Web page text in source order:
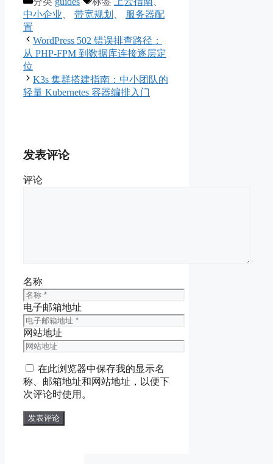
中小企业
带宽规划
服务器配
置
WordPress 502 错误排查路径：
从 PHP-FPM 到数据库连接逐层定
位
K3s 集群搭建指南：中小团队的
轻量 Kubernetes 容器编排入门
发表评论
评论
名称
电子邮箱地址
网站地址
在此浏览器中保存我的显示名
称、邮箱地址和网站地址，以便下
次评论时使用。